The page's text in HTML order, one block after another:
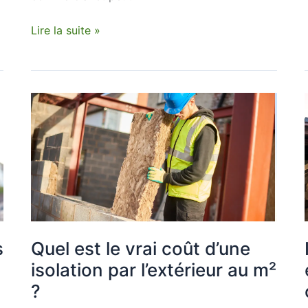
Lire la suite »
Quel est le vrai coût d’une
isolation par l’extérieur au m²
?
Quel
est
le
vrai
coût
d’une
isolation
par
l’extérieur
au
m²
?
: